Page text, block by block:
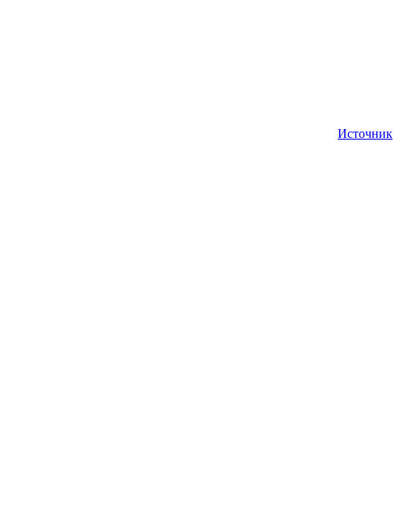
Источник